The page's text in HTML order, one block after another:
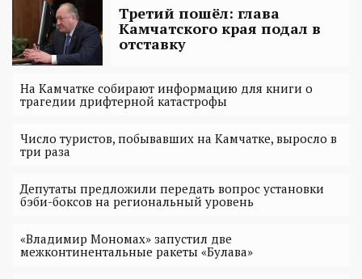
Третий пошёл: глава
Камчатского края подал в
отставку
На Камчатке собирают информацию для книги о
трагедии дрифтерной катастрофы
Число туристов, побывавших на Камчатке, выросло в
три раза
Депутаты предложили передать вопрос установки
бэби-боксов на региональный уровень
«Владимир Мономах» запустил две
межконтинентальные ракеты «Булава»